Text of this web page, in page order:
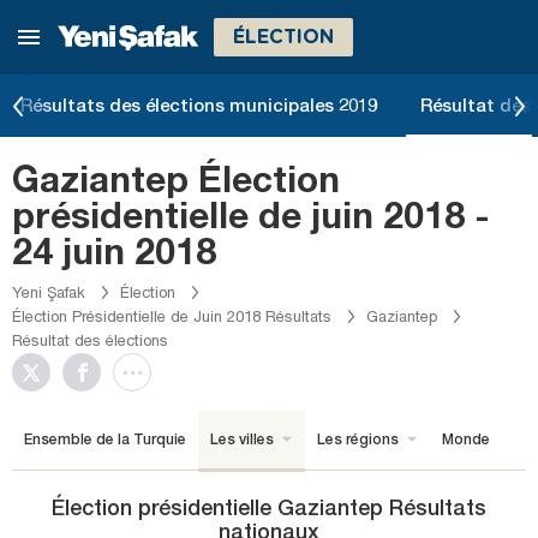
ÉLECTION
Résultats des élections municipales 2019 Résultat des
Gaziantep Élection
présidentielle de juin 2018 -
24 juin 2018
Yeni Şafak
Élection
Élection Présidentielle de Juin 2018 Résultats
Gaziantep
Résultat des élections
Ensemble de la Turquie Les villes Les régions Monde
Élection présidentielle Gaziantep Résultats
nationaux